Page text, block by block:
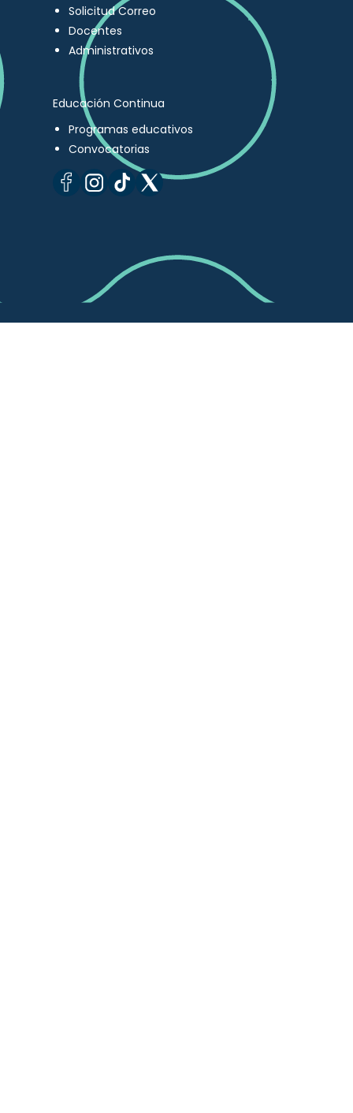
Solicitud Correo
Docentes
Administrativos
Educación Continua
Programas educativos
Convocatorias